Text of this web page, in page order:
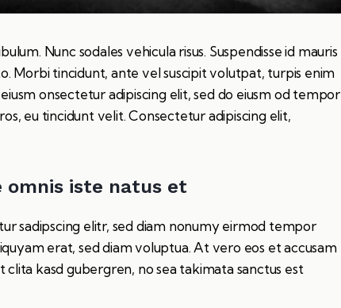
Nunc sodales vehicula risus. Suspendisse id mauris
Morbi tincidunt, ante vel suscipit volutpat, turpis enim
onsectetur adipiscing elit, sed do eiusm od tempor
eu tincidunt velit. Consectetur adipiscing elit,
omnis iste natus et
sadipscing elitr, sed diam nonumy eirmod tempor
erat, sed diam voluptua. At vero eos et accusam
kasd gubergren, no sea takimata sanctus est